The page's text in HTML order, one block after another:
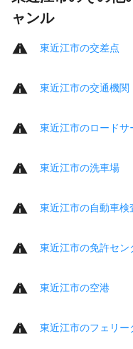
ャンル
東近江市の交差点
東近江市の交通機関
東近江市のロードサ
東近江市の洗車場
東近江市の自動車検
東近江市の免許セン
東近江市の空港
東近江市のフェリー